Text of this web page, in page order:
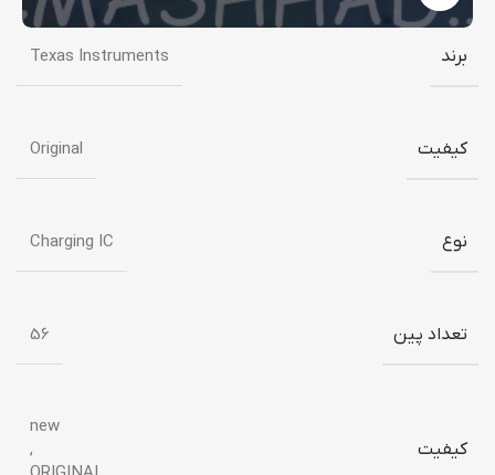
برند Texas Instruments
کیفیت Original
نوع Charging IC
تعداد پین 56
کیفیت
new
,